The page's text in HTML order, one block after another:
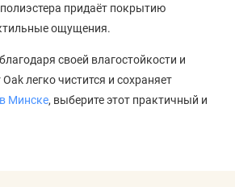
придаёт покрытию
ощущения.
своей влагостойкости и
легко чистится и сохраняет
Минске, выберите этот практичный и